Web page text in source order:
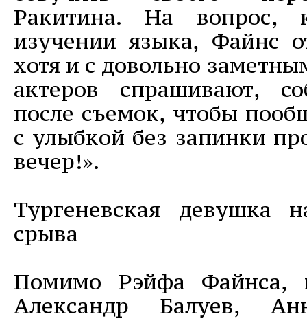
Ракитина. На вопрос,
изучении языка, Файнс
хотя и с довольно
актеров спрашивают,
после съемок, чтобы
с улыбкой без запинки
вечер!».
Тургеневская девушка
срыва
Помимо Рэйфа Файнса,
Александр Балуев,